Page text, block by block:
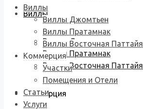
Виллы
Виллы Джомтьен
Виллы Пратамнак
Виллы Восточная Паттайя
Коммерция
Виллы
Виллы Джомтьен
Виллы Пратамнак
Виллы Восточная Паттайя
Коммерция
Участки
Помещения и Отели
Статьи
Услуги